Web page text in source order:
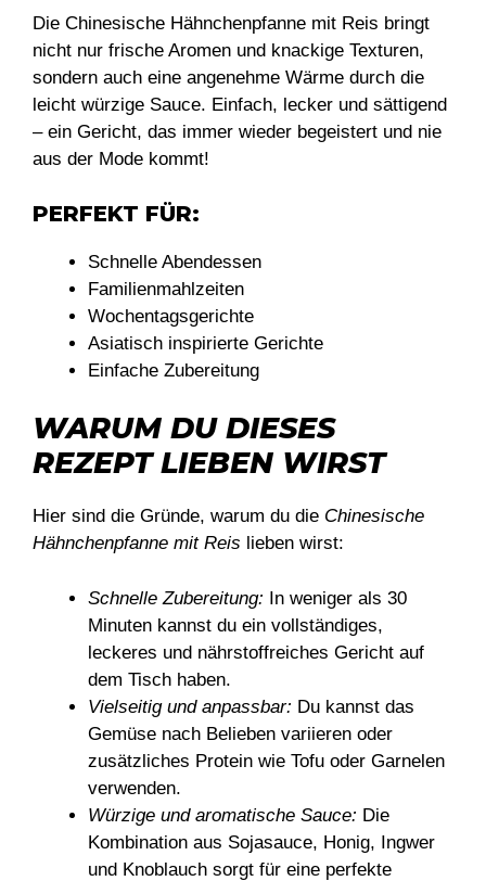
Die Chinesische Hähnchenpfanne mit Reis bringt
nicht nur frische Aromen und knackige Texturen,
sondern auch eine angenehme Wärme durch die
leicht würzige Sauce. Einfach, lecker und sättigend
– ein Gericht, das immer wieder begeistert und nie
aus der Mode kommt!
PERFEKT FÜR:
Schnelle Abendessen
Familienmahlzeiten
Wochentagsgerichte
Asiatisch inspirierte Gerichte
Einfache Zubereitung
WARUM DU DIESES
REZEPT LIEBEN WIRST
Hier sind die Gründe, warum du die Chinesische
Hähnchenpfanne mit Reis lieben wirst:
Schnelle Zubereitung: In weniger als 30
Minuten kannst du ein vollständiges,
leckeres und nährstoffreiches Gericht auf
dem Tisch haben.
Vielseitig und anpassbar: Du kannst das
Gemüse nach Belieben variieren oder
zusätzliches Protein wie Tofu oder Garnelen
verwenden.
Würzige und aromatische Sauce: Die
Kombination aus Sojasauce, Honig, Ingwer
und Knoblauch sorgt für eine perfekte